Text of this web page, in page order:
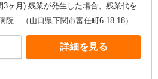
た場合、残業代を1
別途支給します。
院 （山口県下関市富任町6-18-18）
詳細を見る